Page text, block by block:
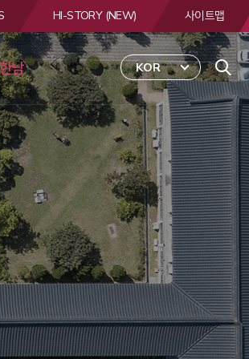
합
검
색
HI-STORY (NEW) 사이트맵
KOR
남